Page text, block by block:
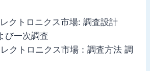
クトロニクス市場: 調査設計
び一次調査
クトロニクス市場：調査方法 調